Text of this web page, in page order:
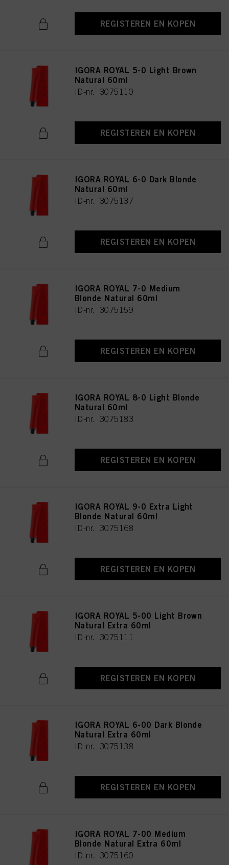
REGISTEREN EN KOPEN
IGORA ROYAL 5-0 Light Brown
Natural 60ml
ID-nr. 3075110
REGISTEREN EN KOPEN
IGORA ROYAL 6-0 Dark Blonde
Natural 60ml
ID-nr. 3075137
REGISTEREN EN KOPEN
IGORA ROYAL 7-0 Medium
Blonde Natural 60ml
ID-nr. 3075159
REGISTEREN EN KOPEN
IGORA ROYAL 8-0 Light Blonde
Natural 60ml
ID-nr. 3075183
REGISTEREN EN KOPEN
IGORA ROYAL 9-0 Extra Light
Blonde Natural 60ml
ID-nr. 3075168
REGISTEREN EN KOPEN
IGORA ROYAL 5-00 Light Brown
Natural Extra 60ml
ID-nr. 3075111
REGISTEREN EN KOPEN
IGORA ROYAL 6-00 Dark Blonde
Natural Extra 60ml
ID-nr. 3075138
REGISTEREN EN KOPEN
IGORA ROYAL 7-00 Medium
Blonde Natural Extra 60ml
ID-nr. 3075160